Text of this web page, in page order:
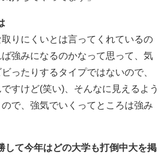
取りにくいとは言ってくれているの
強みになるのかなって思って、気
ったりするタイプではないので、
すけど(笑い)、そんなに見えるよう
で、強気でいくってところは強み
て今年はどの大学も打倒中大を掲